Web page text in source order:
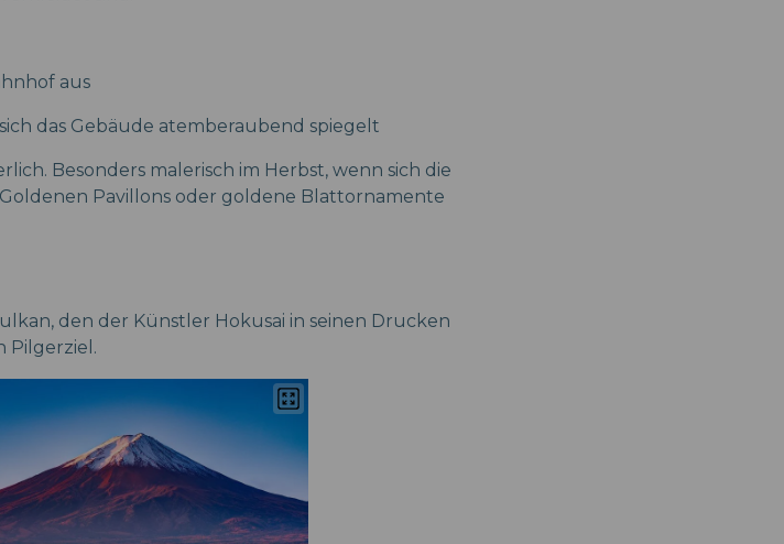
aus
das Gebäude atemberaubend spiegelt
Besonders malerisch im Herbst, wenn sich die
Pavillons oder goldene Blattornamente
den der Künstler Hokusai in seinen Drucken
Pilgerziel.